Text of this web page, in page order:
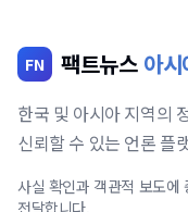
FN 팩트뉴스아시
한국 및 아시아 지역의
신뢰할 수 있는 언론 플
사실 확인과 객관적 보도에
전달합니다.